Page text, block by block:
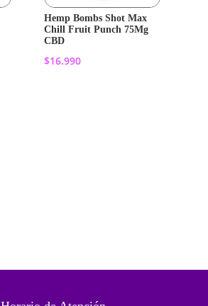
Hemp Bombs Shot Max
Chill Fruit Punch 75Mg
CBD
$16.990